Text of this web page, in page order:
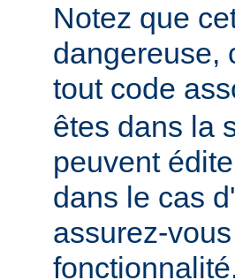
Notez que
dangereuse,
tout code
êtes dans la
peuvent
dans le cas
assurez-